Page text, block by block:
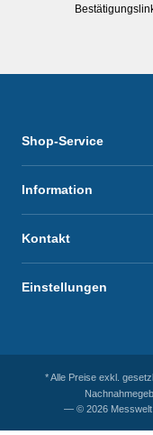
Shop-Service
Information
Kontakt
Einstellungen
* Alle Preise exkl.
— © 2026